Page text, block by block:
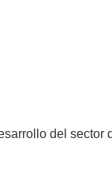
del sector